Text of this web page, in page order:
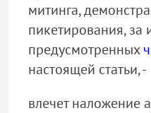
митинга,
пикетирования, за
предусмотренных
настоящей статьи, -
влечет наложение